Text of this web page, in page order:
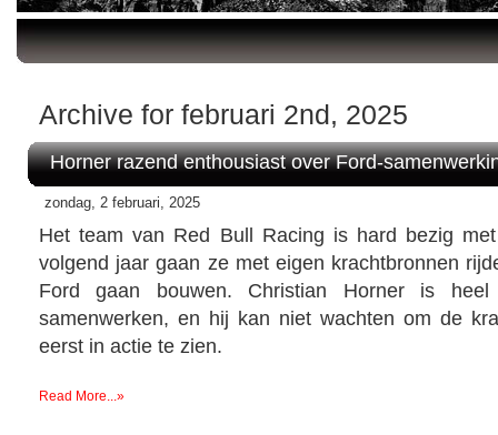
Archive for februari 2nd, 2025
Horner razend enthousiast over Ford-
zondag, 2 februari, 2025
Het team van Red Bull Racing is hard bezig
volgend jaar gaan ze met eigen krachtbronnen
Ford gaan bouwen. Christian Horner is
samenwerken, en hij kan niet wachten om de
eerst in actie te zien.
Read More...»